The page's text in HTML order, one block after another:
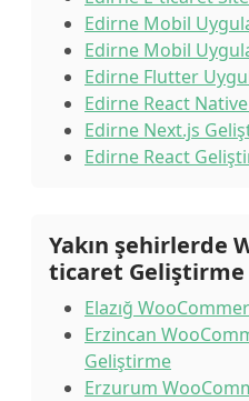
Edirne Mobil
Edirne Mobil
Edirne Flutter
Edirne React
Edirne Next.js
Edirne React
Yakın şehirlerde
ticaret Geliştirme
Elazığ
Erzincan
Geliştirme
Erzurum